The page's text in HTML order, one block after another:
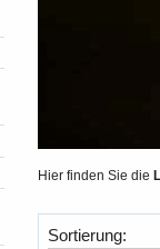
Hier finden Sie die
Sortierung: